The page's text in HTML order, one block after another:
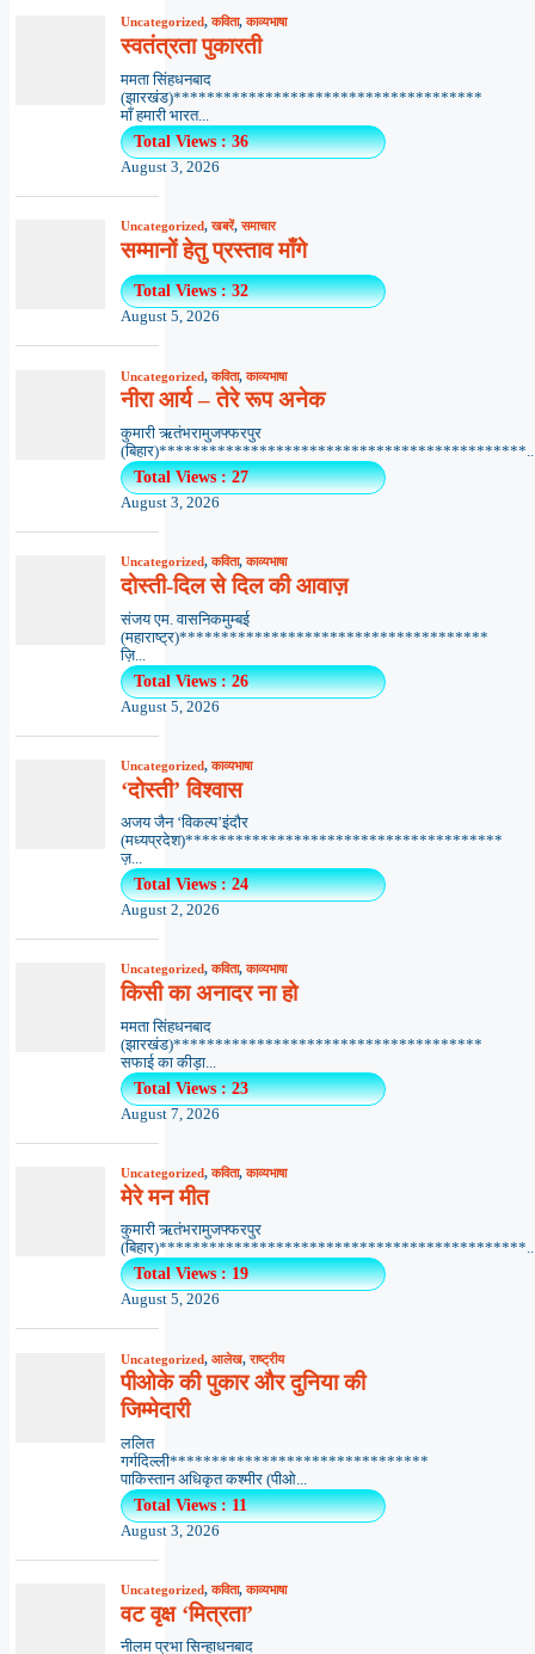
Uncategorized,कविता,काव्यभाषा
स्वतंत्रता पुकारती
ममता सिंहधनबाद
(झारखंड)*************************************
माँ हमारी भारत...
Total Views : 36
August 3, 2026
Uncategorized,खबरें,समाचार
सम्मानों हेतु प्रस्ताव माँगे
Total Views : 32
August 5, 2026
Uncategorized,कविता,काव्यभाषा
नीरा आर्य – तेरे रूप अनेक
कुमारी ऋतंभरामुजफ्फरपुर
Total Views : 27
August 3, 2026
Uncategorized,कविता,काव्यभाषा
दोस्ती-दिल से दिल की आवाज़
संजय एम. वासनिकमुम्बई
(महाराष्ट्र)*************************************
ज़ि...
Total Views : 26
August 5, 2026
Uncategorized,काव्यभाषा
‘दोस्ती’ विश्वास
अजय जैन ‘विकल्प’इंदौर
(मध्यप्रदेश)**************************************
ज़...
Total Views : 24
August 2, 2026
Uncategorized,कविता,काव्यभाषा
किसी का अनादर ना हो
ममता सिंहधनबाद
(झारखंड)*************************************
सफाई का कीड़ा...
Total Views : 23
August 7, 2026
Uncategorized,कविता,काव्यभाषा
मेरे मन मीत
कुमारी ऋतंभरामुजफ्फरपुर
Total Views : 19
August 5, 2026
Uncategorized, आलेख,राष्ट्रीय
पीओके की पुकार और दुनिया की
जिम्मेदारी
ललित
गर्गदिल्ली*******************************
पाकिस्तान अधिकृत कश्मीर (पीओ...
Total Views : 11
August 3, 2026
Uncategorized,कविता,काव्यभाषा
वट वृक्ष ‘मित्रता’
नीलम प्रभा सिन्हाधनबाद